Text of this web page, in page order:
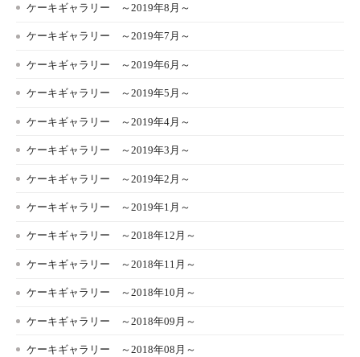
ケーキギャラリー ～2019年8月～
ケーキギャラリー ～2019年7月～
ケーキギャラリー ～2019年6月～
ケーキギャラリー ～2019年5月～
ケーキギャラリー ～2019年4月～
ケーキギャラリー ～2019年3月～
ケーキギャラリー ～2019年2月～
ケーキギャラリー ～2019年1月～
ケーキギャラリー ～2018年12月～
ケーキギャラリー ～2018年11月～
ケーキギャラリー ～2018年10月～
ケーキギャラリー ～2018年09月～
ケーキギャラリー ～2018年08月～